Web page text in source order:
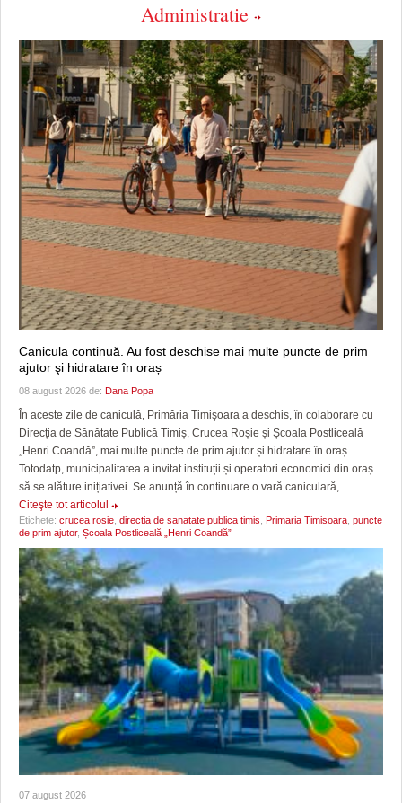
Administratie
Canicula continuă. Au fost deschise mai multe puncte de prim
ajutor şi hidratare în oraș
08 august 2026 de: Dana Popa
În aceste zile de caniculă, Primăria Timişoara a deschis, în colaborare cu
Direcția de Sănătate Publică Timiș, Crucea Roșie și Școala Postliceală
„Henri Coandă”, mai multe puncte de prim ajutor și hidratare în oraș.
Totodatp, municipalitatea a invitat instituții și operatori economici din oraș
să se alăture inițiativei. Se anunță în continuare o vară caniculară,...
Citeşte tot articolul
Etichete: crucea rosie directia de sanatate publica timis Primaria Timisoara puncte
de prim ajutor, Școala Postliceală „Henri Coandă”
07 august 2026